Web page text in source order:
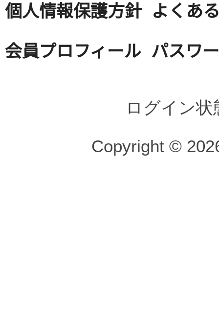
個人情報保護方針 よくあ
会員プロフィール パスワ
ログイン
Copyright ©